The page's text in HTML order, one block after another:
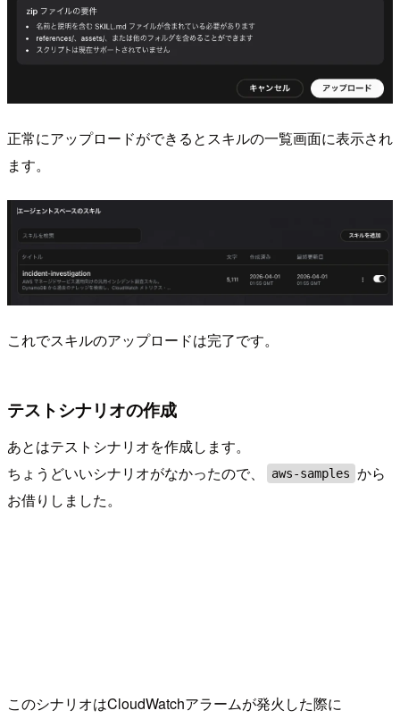
正常にアップロードができるとスキルの一覧画面に表示され
ます。
これでスキルのアップロードは完了です。
テストシナリオの作成
あとはテストシナリオを作成します。
ちょうどいいシナリオがなかったので、
aws-samples から
お借りしました。
このシナリオはCloudWatchアラームが発火した際に